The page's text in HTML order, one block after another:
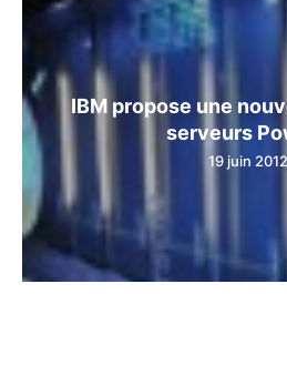
IBM propose une
serveurs
19 juin 2012